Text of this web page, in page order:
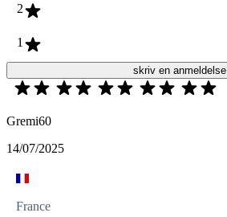
2
1
skriv en anmeldelse
Gremi60
14/07/2025
France